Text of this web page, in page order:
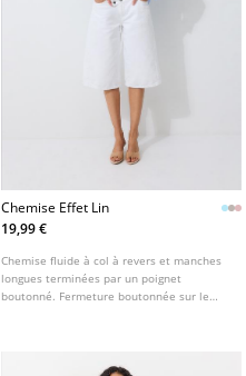
Chemise Effet Lin
19,99 €
Chemise fluide à col à revers et manches
longues terminées par un poignet
boutonné. Fermeture boutonnée sur le